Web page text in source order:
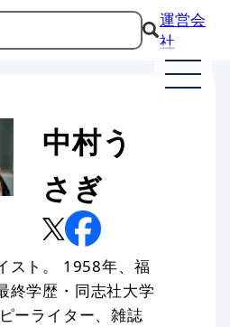
運営会
社
中村う
さぎ
スト。 1958年、福
終学歴・同志社大学
ーライター、雑誌